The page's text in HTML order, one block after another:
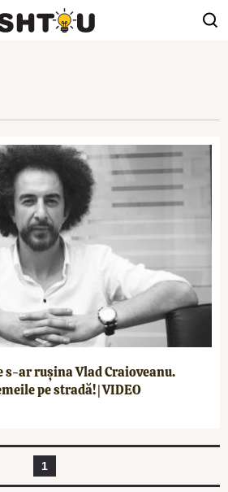
s-ar rușina Vlad Craioveanu.
pe stradă! | VIDEO
1